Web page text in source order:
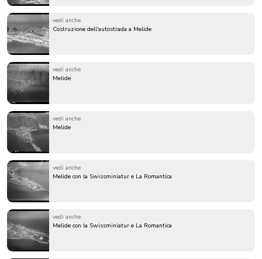
vedi anche
Costruzione dell'autostrada a Melide
vedi anche
Melide
vedi anche
Melide
vedi anche
Melide con la Swissminiatur e La Romantica
vedi anche
Melide con la Swissminiatur e La Romantica